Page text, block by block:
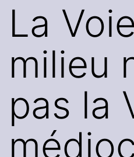
La
milieu
pas la